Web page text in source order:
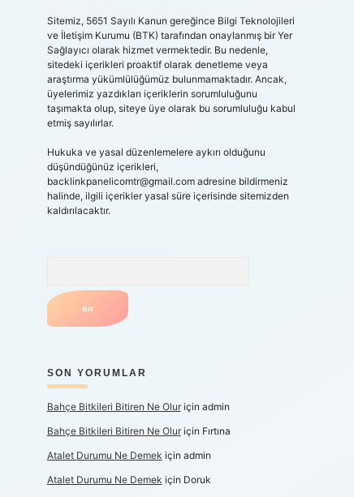
Sitemiz, 5651 Sayılı Kanun gereğince Bilgi Teknolojileri
ve İletişim Kurumu (BTK) tarafından onaylanmış bir Yer
Sağlayıcı olarak hizmet vermektedir. Bu nedenle,
sitedeki içerikleri proaktif olarak denetleme veya
araştırma yükümlülüğümüz bulunmamaktadır. Ancak,
üyelerimiz yazdıkları içeriklerin sorumluluğunu
taşımakta olup, siteye üye olarak bu sorumluluğu kabul
etmiş sayılırlar.
Hukuka ve yasal düzenlemelere aykırı olduğunu
düşündüğünüz içerikleri,
backlinkpanelicomtr@gmail.comadresine bildirmeniz
halinde, ilgili içerikler yasal süre içerisinde sitemizden
kaldırılacaktır.
SON YORUMLAR
Bahçe Bitkileri Bitiren Ne Oluriçin admin
Bahçe Bitkileri Bitiren Ne Oluriçin Fırtına
Atalet Durumu Ne Demek için admin
Atalet Durumu Ne Demek için Doruk